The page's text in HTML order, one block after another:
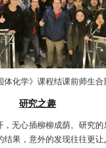
体化学》课程结课前师生合
研究之趣
，无心插柳柳成荫。研究的
结果，意外的发现往往更让